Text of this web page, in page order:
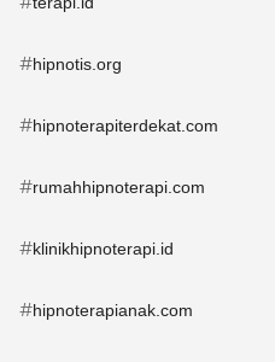
#hipnotis.org
#hipnoterapiterdekat.com
#rumahhipnoterapi.com
#klinikhipnoterapi.id
#hipnoterapianak.com